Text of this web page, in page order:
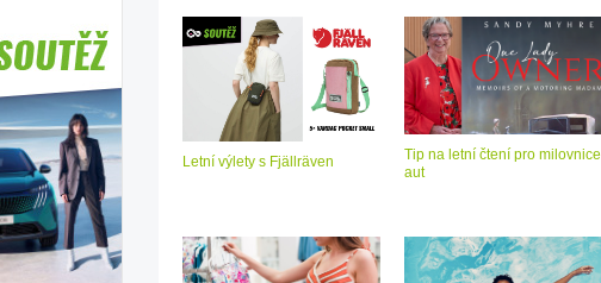
Letní výlety s Fjällräven
Tip na letní čtení pro milovnice
aut